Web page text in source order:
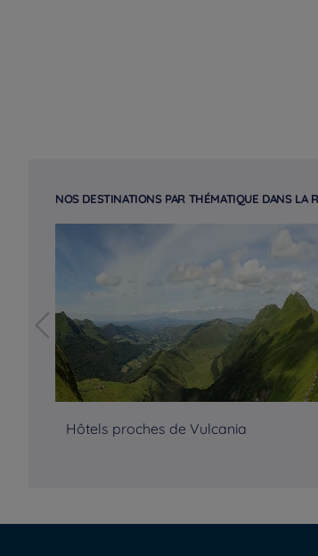
NOS DESTINATIONS PAR THÉMATIQUE DANS LA
Hôtels proches de Vulcania